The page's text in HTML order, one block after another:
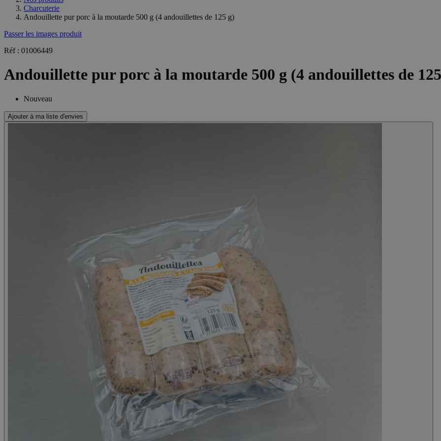
Charcuterie
Andouillette pur porc à la moutarde 500 g (4 andouillettes de 125 g)
Passer les images produit
Réf : 01006449
Andouillette pur porc à la moutarde 500 g (4 andouillettes de
Nouveau
Ajouter à ma liste d'envies